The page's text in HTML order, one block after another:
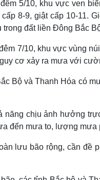
5/10, khu vực ven
8-9, giật cấp 10-11.
đất liền Đông Bắc
7/10, khu vực vùng
cơ xảy ra mưa với
Bộ và Thanh Hóa có
năng chịu ảnh hưởng
đến mưa to, lượng mưa
lưu bão rộng, cần đề